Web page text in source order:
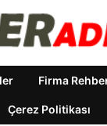
Firma
Çerez Politikası